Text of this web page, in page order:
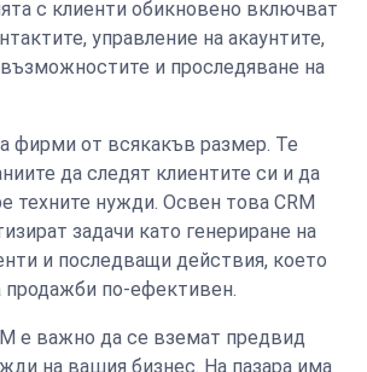
с клиенти обикновено включват
управление на акаунтите,
и проследяване на
фирми от всякакъв размер. Те
да следят клиентите си и да
техните нужди. Освен това CRM
задачи като генериране на
и последващи действия, което
продажби по-ефективен.
е важно да се вземат предвид
на вашия бизнес. На пазара има